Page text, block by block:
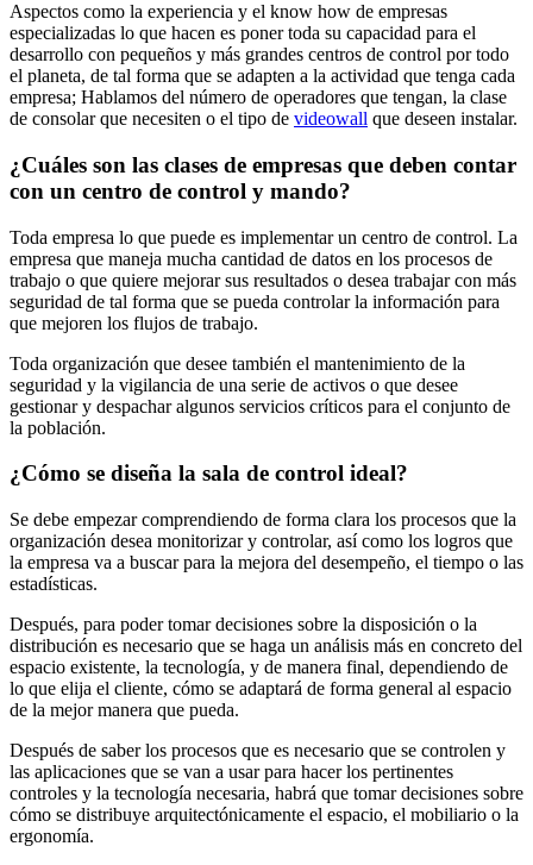
Aspectos como la experiencia y el know how de empresas
especializadas lo que hacen es poner toda su capacidad para el
desarrollo con pequeños y más grandes centros de control por todo
el planeta, de tal forma que se adapten a la actividad que tenga cada
empresa; Hablamos del número de operadores que tengan, la clase
de consolar que necesiten o el tipo de videowall que deseen instalar.
¿Cuáles son las clases de empresas que deben contar
con un centro de control y mando?
Toda empresa lo que puede es implementar un centro de control. La
empresa que maneja mucha cantidad de datos en los procesos de
trabajo o que quiere mejorar sus resultados o desea trabajar con más
seguridad de tal forma que se pueda controlar la información para
que mejoren los flujos de trabajo.
Toda organización que desee también el mantenimiento de la
seguridad y la vigilancia de una serie de activos o que desee
gestionar y despachar algunos servicios críticos para el conjunto de
la población.
¿Cómo se diseña la sala de control ideal?
Se debe empezar comprendiendo de forma clara los procesos que la
organización desea monitorizar y controlar, así como los logros que
la empresa va a buscar para la mejora del desempeño, el tiempo o las
estadísticas.
Después, para poder tomar decisiones sobre la disposición o la
distribución es necesario que se haga un análisis más en concreto del
espacio existente, la tecnología, y de manera final, dependiendo de
lo que elija el cliente, cómo se adaptará de forma general al espacio
de la mejor manera que pueda.
Después de saber los procesos que es necesario que se controlen y
las aplicaciones que se van a usar para hacer los pertinentes
controles y la tecnología necesaria, habrá que tomar decisiones sobre
cómo se distribuye arquitectónicamente el espacio, el mobiliario o la
ergonomía.